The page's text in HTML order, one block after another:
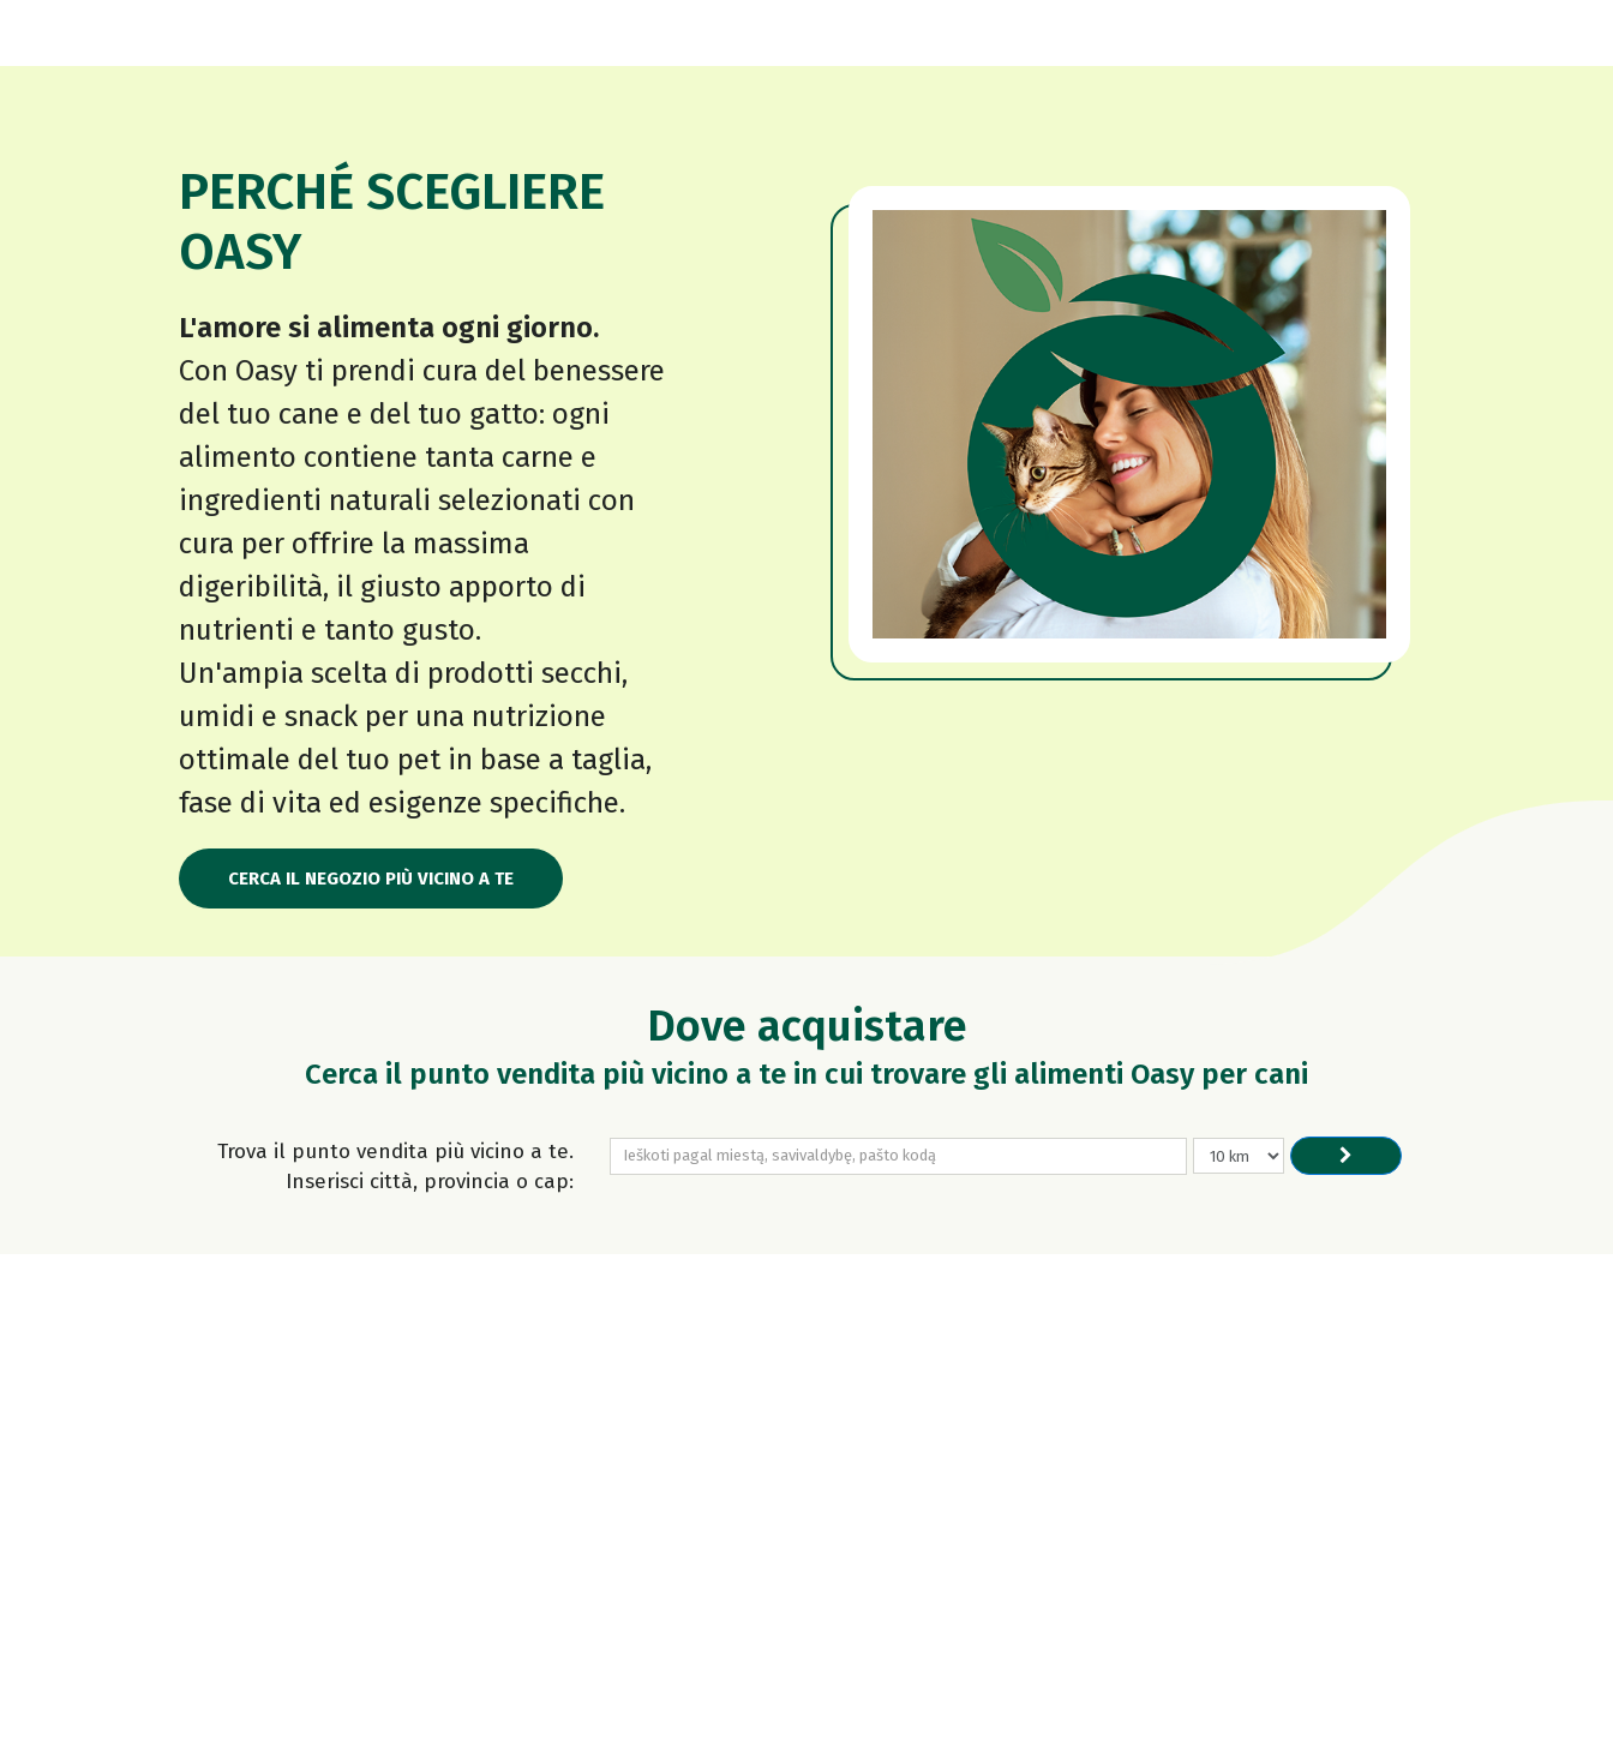
PERCHÉ SCEGLIERE
OASY
L'amore si alimenta ogni giorno.
Con Oasy ti prendi cura del benessere
del tuo cane e del tuo gatto: ogni
alimento contiene tanta carne e
ingredienti naturali selezionati con
cura per offrire la massima
digeribilità, il giusto apporto di
nutrienti e tanto gusto.
Un'ampia scelta di prodotti secchi,
umidi e snack per una nutrizione
ottimale del tuo pet in base a taglia,
fase di vita ed esigenze specifiche.
CERCA IL NEGOZIO PIÙ VICINO A TE
Dove acquistare
Cerca il punto vendita più vicino a te in cui trovare gli alimenti Oasy per cani
Trova il punto vendita più vicino a te.
Inserisci città, provincia o cap: